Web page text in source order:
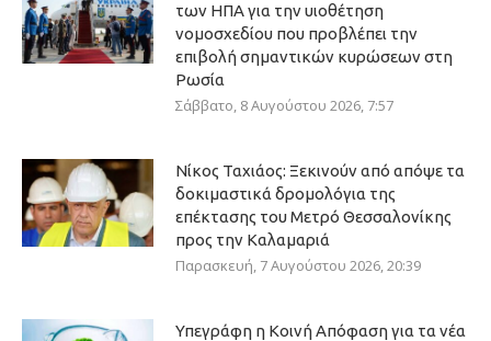
των ΗΠΑ για την υιοθέτηση
νομοσχεδίου που προβλέπει την
επιβολή σημαντικών κυρώσεων στη
Ρωσία
Σάββατο, 8 Αυγούστου 2026, 7:57
Νίκος Ταχιάος: Ξεκινούν από απόψε τα
δοκιμαστικά δρομολόγια της
επέκτασης του Μετρό Θεσσαλονίκης
προς την Καλαμαριά
Παρασκευή, 7 Αυγούστου 2026, 20:39
Υπεγράφη η Κοινή Απόφαση για τα νέα